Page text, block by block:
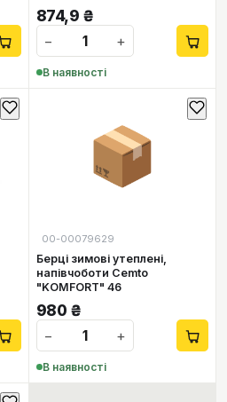
874,9 ₴
−
+
В наявності
📦
00-00079629
Берці зимові утеплені,
напівчоботи Cemto
"KOMFORT" 46
980 ₴
−
+
В наявності